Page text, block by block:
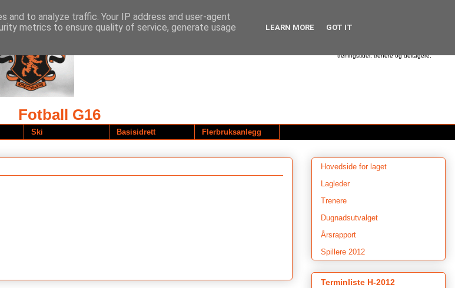
Dette er hjemmesiden til Utleira Idrettslag.
treningstider, trenere og deltagere.
Fotball G16
Ski Basisidrett Flerbruksanlegg
Hovedside for laget
Lagleder
Trenere
Dugnadsutvalget
Årsrapport
Spillere 2012
Terminliste H-2012
to analyze traffic. Your IP address and user-agent
metrics to ensure quality of service, generate usage
LEARN MORE GOT IT